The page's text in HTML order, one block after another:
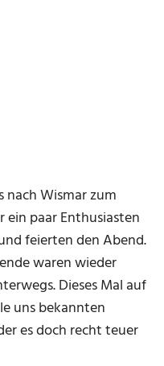
nach Wismar zum
ein paar Enthusiasten
feierten den Abend.
waren wieder
Dieses Mal auf
uns bekannten
es doch recht teuer